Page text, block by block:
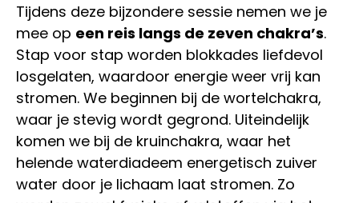
Tijdens deze bijzondere sessie nemen we je
mee op een reis langs de zeven chakra’s.
Stap voor stap worden blokkades liefdevol
losgelaten, waardoor energie weer vrij kan
stromen. We beginnen bij de wortelchakra,
waar je stevig wordt gegrond. Uiteindelijk
komen we bij de kruinchakra, waar het
helende waterdiadeem energetisch zuiver
water door je lichaam laat stromen. Zo